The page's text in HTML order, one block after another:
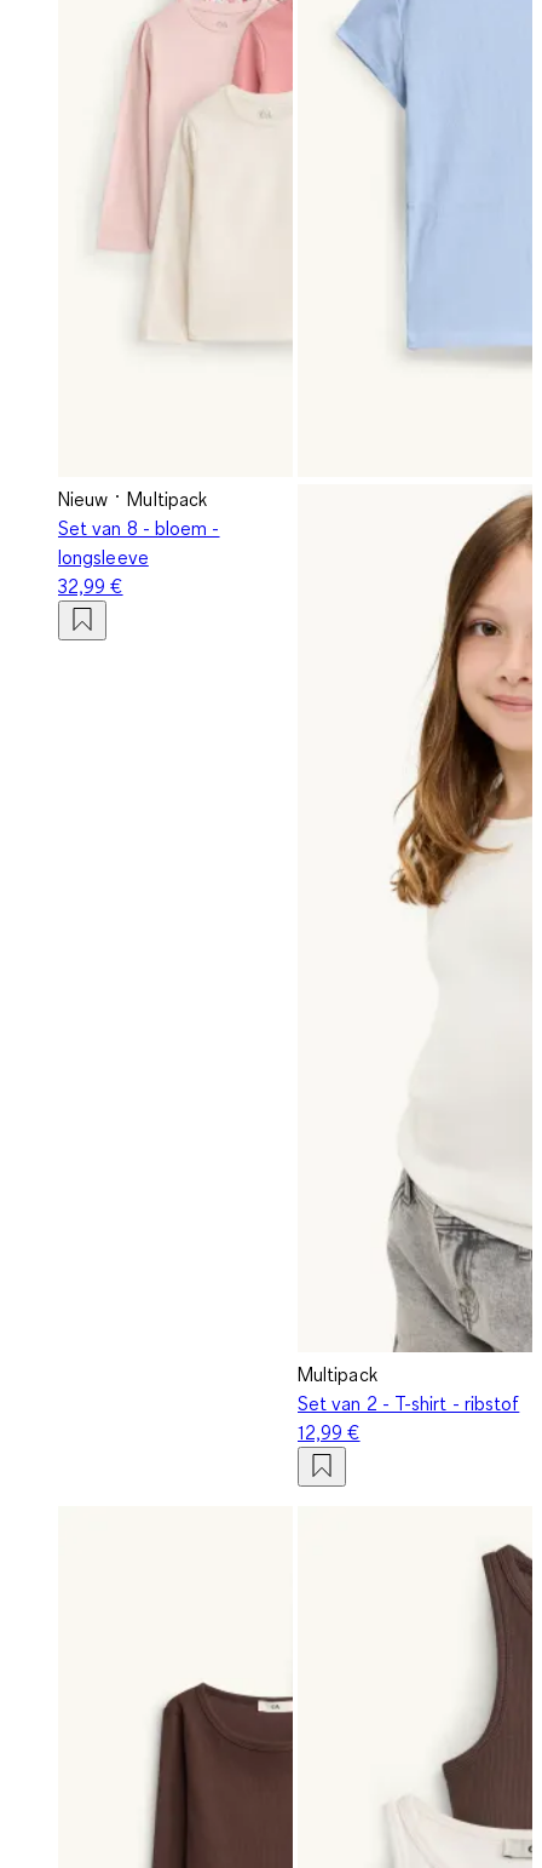
Nieuw
Multipack
Set van 8 - bloem -
longsleeve
32,99 €
Multipack
Set van 2 - T-shirt - ribstof
12,99 €